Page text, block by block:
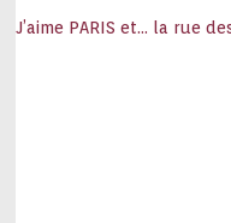
J’aime PARIS et… la rue